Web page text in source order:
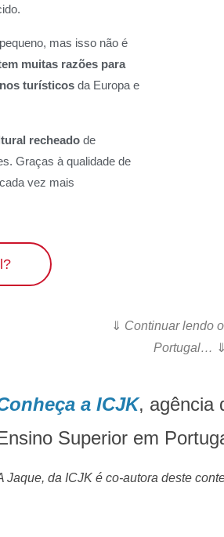
mas isso não é
muitas razões para
turísticos da Europa e
recheado de
Graças à qualidade de
vez mais
⇓ Continuar lendo
Portugal… ⇓
a ICJK, agência
Superior em
Jaque, da ICJK é co-autora deste